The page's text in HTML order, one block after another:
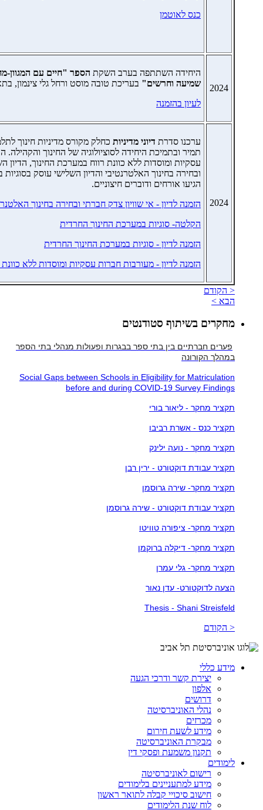
כנס לאוטמן
2024
היחידה השתתפה בערב השקת הספר "חיים עם המגוון-
שמיעה וחרשים" בעריכת טובה מוסט ורחל גלי צינמון, בתאריך
לעיון בהזמנה
2024
ערכנו סדרת דיוני מדיניות כחלק מקורס מדיניות חינוך
תמיר ובתמיכת היחידה לסוציולוגיה של החינוך
עסקיות ומוסדות ללא כוונת רווח במערכת החינוך, הדיון
ובחירה בחינוך האלטרנטיבי והדיון השלישי עוסק
הגיעו אורחים ודוברים חיצוניים.
הזמנה לדיון - אי שוויון צדק חברתי ובחירה בחינוך
הקלטה- סוגיות במערכת החינוך החרדית
הזמנה לדיון - סוגיות במערכת החינוך החרדית
הזמנה לדיון - מעורבות חברות עסקיות ומוסדות ללא
< הקודם
הבא >
מחקרים בשיתוף סטודנטים
פערים חברתיים בין בתי ספר בבגרות ופעולות מנהלי בתי הספר
במהלך הקורונה
Social Gaps between Schools in Eligibility for Matriculation
before and during COVID-19 Survey Findings
תקציר מחקר - ליאור בורי
תקציר כנס - אשרת רביבו
תקציר מחקר - נועה ילינק
תקציר עבודת דוקטורט - ירין רבן
תקציר מחקר- שירה גרוסמן
תקציר עבודת דוקטורט - שירה גרוסמן
תקציר מחקר- ציפורה טוויטו
תקציר מחקר- דיקלה ברוקמן
תקציר מחקר- גלי עמרן
הצעה לדוקטורט- עדן נאור
Thesis - Shani Streisfeld
< הקודם
מידע כללי
יצירת קשר ודרכי הגעה
אלפון
דרושים
נהלי האוניברסיטה
מכרזים
מידע לשעת חירום
מבקרת האוניברסיטה
תקנון משמעת ופסקי דין
לימודים
רישום לאוניברסיטה
מידע למתעניינים בלימודים
חישוב סיכויי קבלה לתואר ראשון
לוח שנת הלימודים